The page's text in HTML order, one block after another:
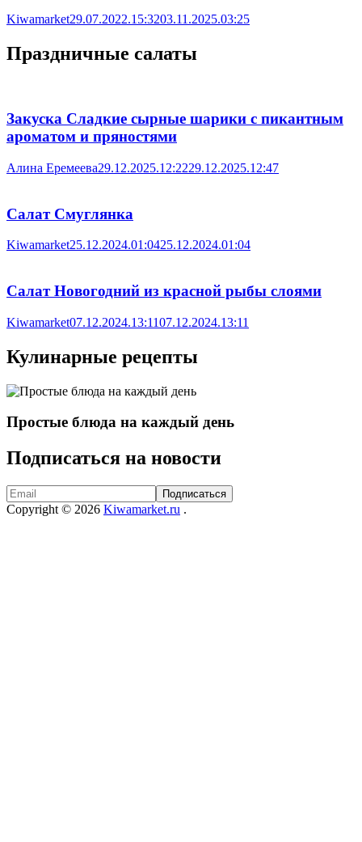
Kiwamarket29.07.2022.15:3203.11.2025.03:25
Праздничные салаты
Закуска Сладкие сырные шарики с пикантным
ароматом и пряностями
Алина Еремеева29.12.2025.12:2229.12.2025.12:47
Салат Смуглянка
Kiwamarket25.12.2024.01:0425.12.2024.01:04
Салат Новогодний из красной рыбы слоями
Kiwamarket07.12.2024.13:1107.12.2024.13:11
Кулинарные рецепты
Простые блюда на каждый день
Подписаться на новости
Copyright © 2026 Kiwamarket.ru .